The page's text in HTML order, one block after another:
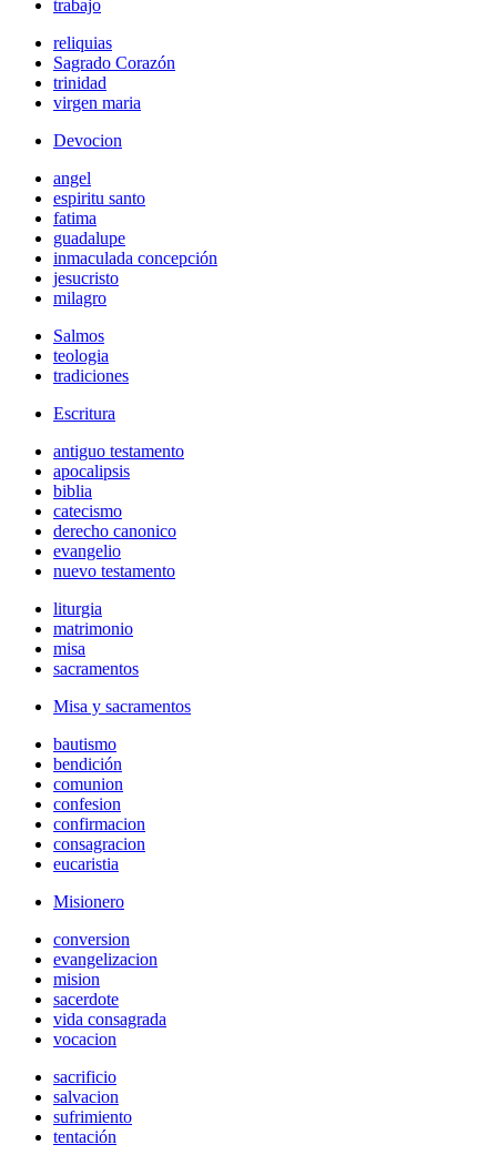
trabajo
reliquias
Sagrado Corazón
trinidad
virgen maria
Devocion
angel
espiritu santo
fatima
guadalupe
inmaculada concepción
jesucristo
milagro
Salmos
teologia
tradiciones
Escritura
antiguo testamento
apocalipsis
biblia
catecismo
derecho canonico
evangelio
nuevo testamento
liturgia
matrimonio
misa
sacramentos
Misa y sacramentos
bautismo
bendición
comunion
confesion
confirmacion
consagracion
eucaristia
Misionero
conversion
evangelizacion
mision
sacerdote
vida consagrada
vocacion
sacrificio
salvacion
sufrimiento
tentación